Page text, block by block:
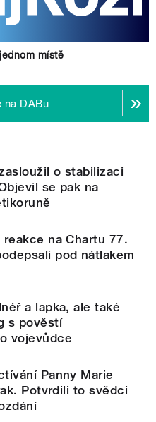
místě
na DABu
o stabilizaci
se pak na
na Chartu 77.
pod nátlakem
a lapka, ale také
s pověstí
vojevůdce
Panny Marie
Potvrdili to svědci